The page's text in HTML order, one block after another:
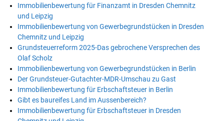
Immobilienbewertung für Finanzamt in Dresden Chemnitz
und Leipzig
Immobilienbewertung von Gewerbegrundstücken in Dresden
Chemnitz und Leipzig
Grundsteuerreform 2025-Das gebrochene Versprechen des
Olaf Scholz
Immobilienbewertung von Gewerbegrundstücken in Berlin
Der Grundsteuer-Gutachter-MDR-Umschau zu Gast
Immobilienbewertung für Erbschaftsteuer in Berlin
Gibt es baureifes Land im Aussenbereich?
Immobilienbewertung für Erbschaftsteuer in Dresden